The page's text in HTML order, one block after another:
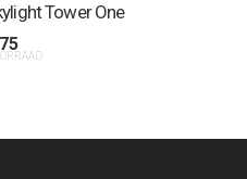
Tower One